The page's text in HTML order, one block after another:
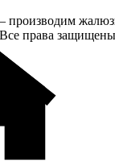
права